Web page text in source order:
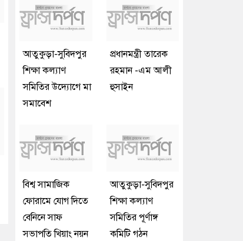
আতুকুড়া-সুবিদপুর
শিক্ষা কল্যাণ
সমিতির উদ্যোগে মা
সমাবেশ
প্রধানমন্ত্রী তারেক
রহমান -এম আলী
হুসাইন
বিশ্ব সামাজিক
ফোরামে যোগ দিতে
বেনিনে সাফ
সভাপতি খিয়াং নয়ন
আতুকুড়া-সুবিদপুর
শিক্ষা কল্যাণ
সমিতির পূর্ণাঙ্গ
কমিটি গঠন